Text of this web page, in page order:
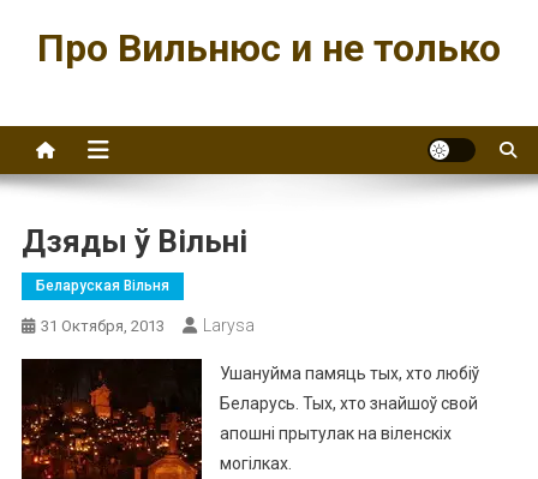
содержимому
Про Вильнюс и не только
Дзяды ў Вільні
Беларуская Вільня
31 Октября, 2013 Larysa
Ушануйма памяць тых, хто любіў
Беларусь. Тых, хто знайшоў свой
апошні прытулак на віленскіх
могілках.